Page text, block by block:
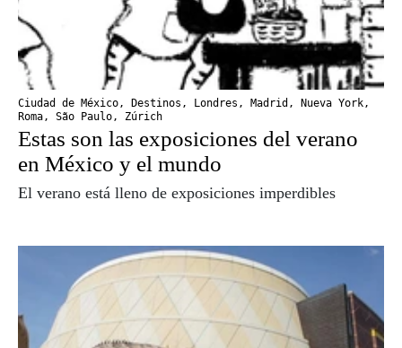
Ciudad de México , Destinos , Londres , Madrid , Nueva York ,
Roma , São Paulo , Zúrich
Estas son las exposiciones del verano
en México y el mundo
El verano está lleno de exposiciones imperdibles